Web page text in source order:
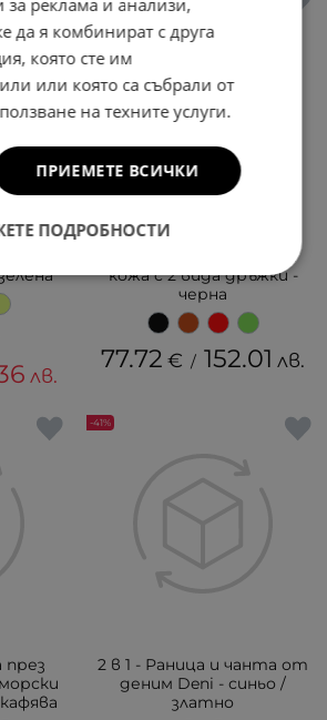
лв.
Голяма чанта за през
рамо от естествена
кожа с 2 вида дръжки -
черна
77.72 € / 152.01 лв.
през
2 в 1 - Раница и чанта от
деним Deni - синьо /
златно
-41%
за реклама и анализи,
да я комбинират с друга
която сте им
или която са събрали от
на техните услуги.
ПРИЕМЕТЕ ВСИЧКИ
ПОДРОБНОСТИ